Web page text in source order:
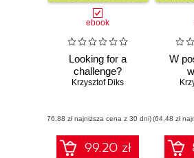
ebook
Looking for a
challenge?
Krzysztof Diks
(76,88 zł najniższa cena z 30 dni)
99.20 zł
W
(64,48 zł